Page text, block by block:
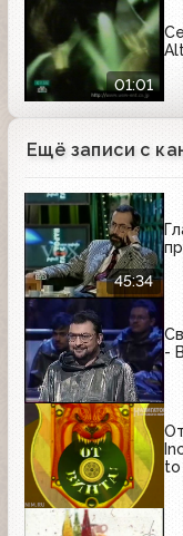
01:01
Ещё записи с
45:34
-
to